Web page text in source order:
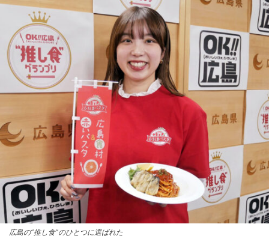
広島の“推し食”のひとつに選ばれた